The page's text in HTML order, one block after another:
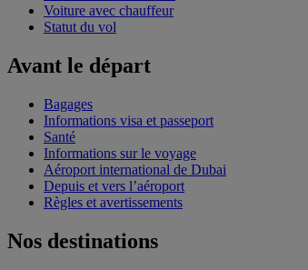
Voiture avec chauffeur
Statut du vol
Avant le départ
Bagages
Informations visa et passeport
Santé
Informations sur le voyage
Aéroport international de Dubai
Depuis et vers l’aéroport
Règles et avertissements
Nos destinations